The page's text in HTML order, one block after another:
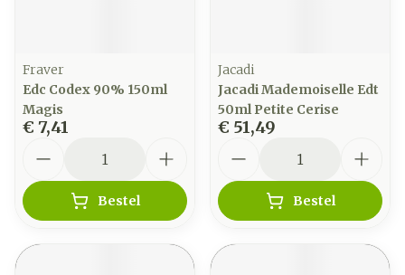
Fraver
Edc Codex 90% 150ml
Magis
€ 7,41
Bestel
Jacadi
Jacadi Mademoiselle Edt
50ml Petite Cerise
€ 51,49
Bestel